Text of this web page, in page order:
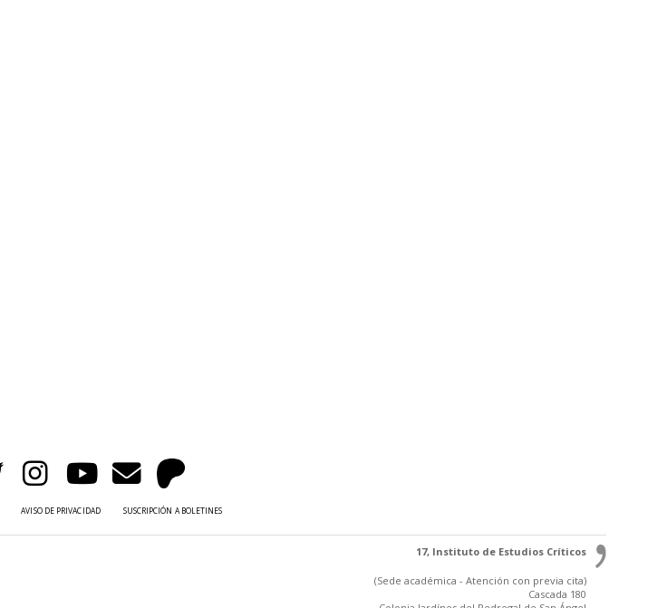
AVISO DE PRIVACIDAD SUSCRIPCIÓN A BOLETINES
17, Instituto de Estudios Críticos
(Sede académica - Atención con previa cita)
Cascada 180